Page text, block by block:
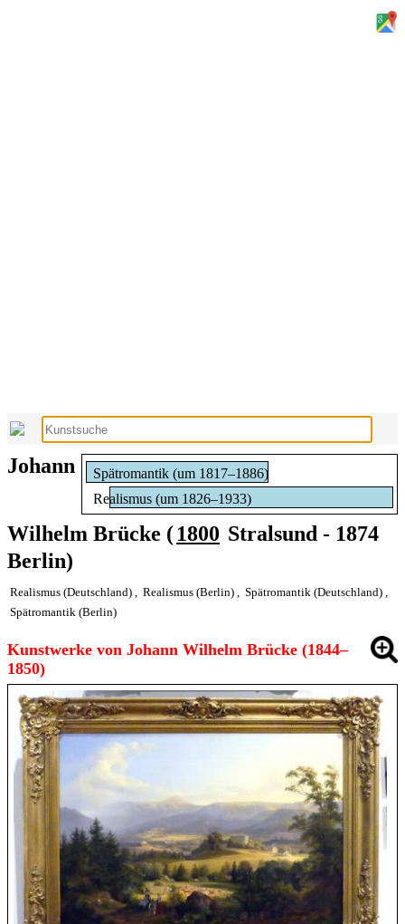
Spätromantik (um 1817–1886)
Realismus (um 1826–1933)
Johann
Wilhelm Brücke (1800 Stralsund - 1874
Berlin)
Realismus (Deutschland) , Realismus (Berlin) , Spätromantik (Deutschland) ,
Spätromantik (Berlin)
Kunstwerke von Johann Wilhelm Brücke (1844–
1850)